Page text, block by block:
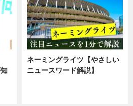
ネーミングライツ【やさしい
ニュースワード解説】